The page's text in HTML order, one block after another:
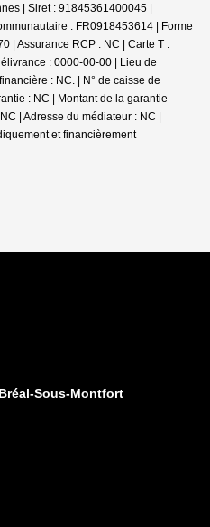
| Siret : 91845361400045 |
: FR0918453614 | Forme
| Assurance RCP : NC | Carte T :
: 0000-00-00 | Lieu de
: NC. | N° de caisse de
: NC | Montant de la garantie
| Adresse du médiateur : NC |
et financièrement
Sous-Montfort